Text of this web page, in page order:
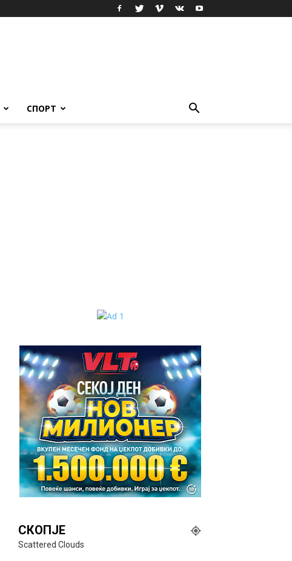
СПОРТ
СКОПЈЕ
Scattered Clouds